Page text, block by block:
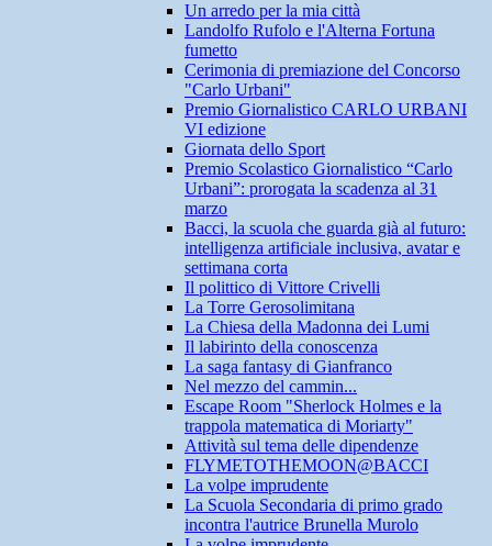
Un arredo per la mia città
Landolfo Rufolo e l'Alterna Fortuna
fumetto
Cerimonia di premiazione del Concorso
"Carlo Urbani"
Premio Giornalistico CARLO URBANI
VI edizione
Giornata dello Sport
Premio Scolastico Giornalistico “Carlo
Urbani”: prorogata la scadenza al 31
marzo
Bacci, la scuola che guarda già al futuro:
intelligenza artificiale inclusiva, avatar e
settimana corta
Il polittico di Vittore Crivelli
La Torre Gerosolimitana
La Chiesa della Madonna dei Lumi
Il labirinto della conoscenza
La saga fantasy di Gianfranco
Nel mezzo del cammin...
Escape Room "Sherlock Holmes e la
trappola matematica di Moriarty"
Attività sul tema delle dipendenze
FLYMETOTHEMOON@BACCI
La volpe imprudente
La Scuola Secondaria di primo grado
incontra l'autrice Brunella Murolo